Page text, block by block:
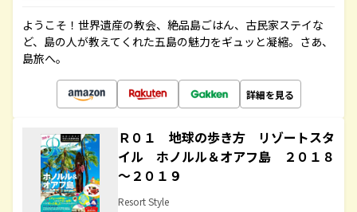
ようこそ！世界遺産の教会、絶品島ごはん、古民家ステイな
ど、島の人が教えてくれた五島の魅力をギュッと凝縮。さあ、
島旅へ。
詳細を見る
Ｒ０１ 地球の歩き方 リゾートスタ
イル ホノルル＆オアフ島 ２０１８
～２０１９
Resort Style